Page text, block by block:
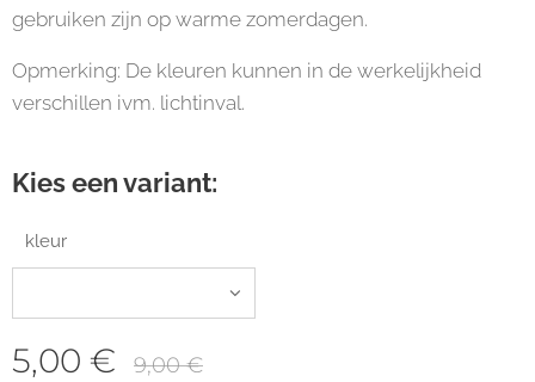
gebruiken zijn op warme zomerdagen.
Opmerking: De kleuren kunnen in de werkelijkheid
verschillen ivm. lichtinval.
Kies een variant:
kleur
5,00 € 9,00€